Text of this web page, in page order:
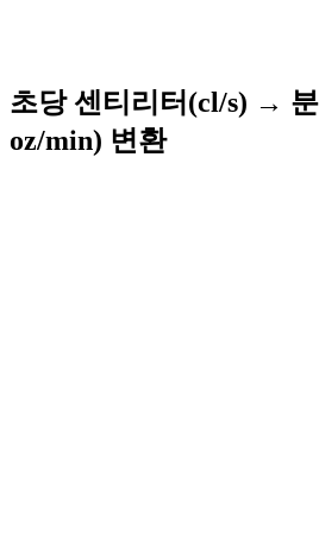
초당 센티리터(cl/s) →
oz/min) 변환